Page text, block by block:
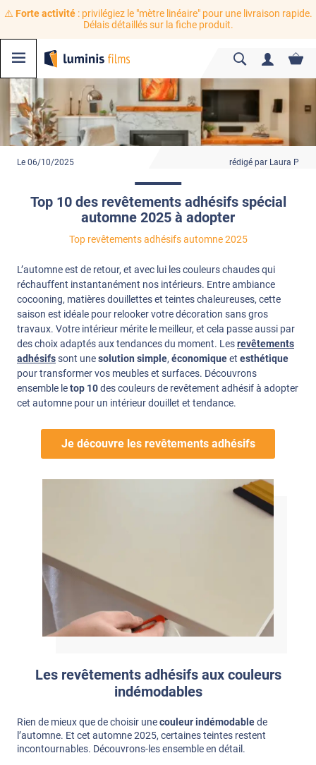
⚠️ Forte activité: privilégiez le "mètre linéaire" pour une livraison rapide.
Délais détaillés sur la fiche produit.
Le 06/10/2025 rédigé par Laura P
Top 10 des revêtements adhésifs spécial
automne 2025 à adopter
Top revêtements adhésifs automne 2025
L’automne est de retour, et avec lui les couleurs chaudes qui
réchauffent instantanément nos intérieurs. Entre ambiance
cocooning, matières douillettes et teintes chaleureuses, cette
saison est idéale pour relooker votre décoration sans gros
travaux. Votre intérieur mérite le meilleur, et cela passe aussi par
des choix adaptés aux tendances du moment. Lesrevêtements
adhésifssont unesolution simple, économiqueet esthétique
pour transformer vos meubles et surfaces. Découvrons
ensemble letop 10des couleurs de revêtement adhésif à adopter
cet automne pour un intérieur douillet et tendance.
Je découvre les revêtements adhésifs
Les revêtements adhésifs aux couleurs
indémodables
Rien de mieux que de choisir unecouleur indémodablede
l’automne. Et cet automne 2025, certaines teintes restent
incontournables. Découvrons-les ensemble en détail.